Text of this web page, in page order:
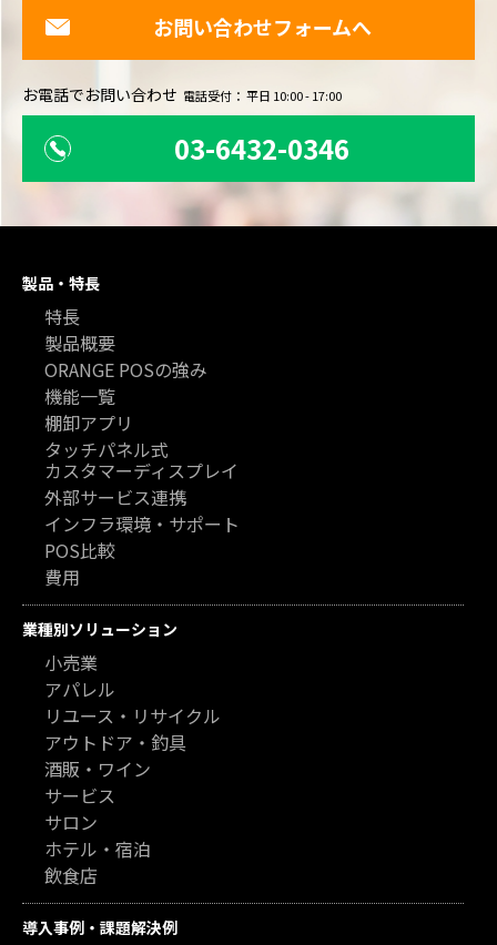
お問い合わせフォームへ
お電話でお問い合わせ 電話受付： 平日 10:00 - 17:00
03-6432-0346
製品・特長
特長
製品概要
ORANGE POSの強み
機能一覧
棚卸アプリ
タッチパネル式
カスタマーディスプレイ
外部サービス連携
インフラ環境・サポート
POS比較
費用
業種別ソリューション
小売業
アパレル
リユース・リサイクル
アウトドア・釣具
酒販・ワイン
サービス
サロン
ホテル・宿泊
飲食店
導入事例・課題解決例